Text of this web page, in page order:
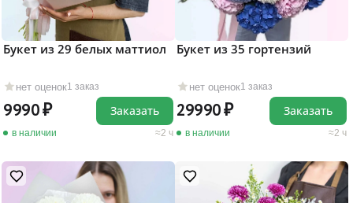
нет оценок1 заказ
Букет из 29 белых маттиол
9990
в наличии 2 ч
Заказать
нет оценок1 заказ
Букет из 35 гортензий
29990
в наличии 2 ч
Заказать